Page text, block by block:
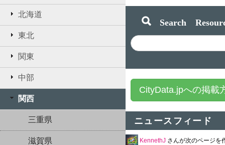
北海道
東北
関東
中部
関西
三重県
滋賀県
Search
CityData.jpへの掲載
ニュースフィード
KennethJ さんが次のページを